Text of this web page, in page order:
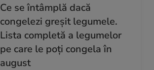
Ce se întâmplă dacă
congelezi greșit legumele.
Lista completă a legumelor
pe care le poți congela în
august